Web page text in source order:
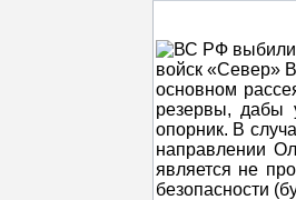
войск «Север»
основном
резервы, дабы
опорник. В
направлении
является не
безопасности